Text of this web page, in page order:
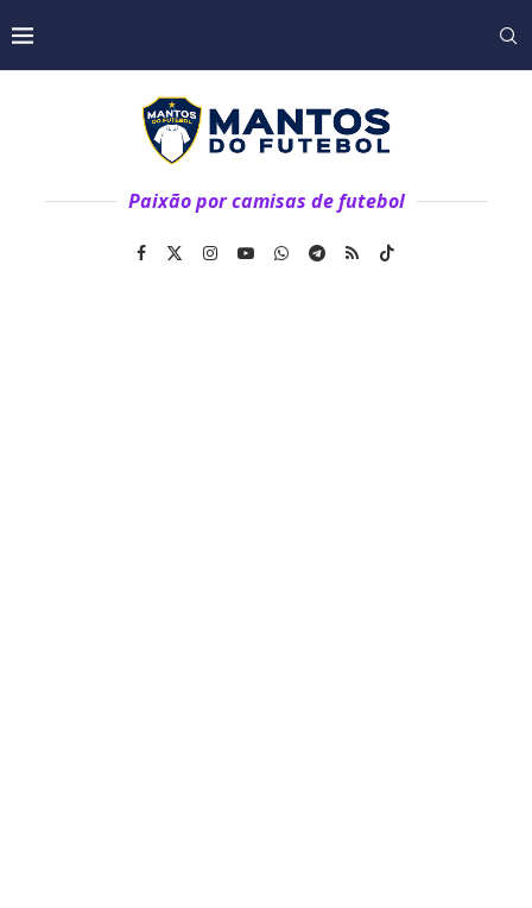
Paixão por camisas de futebol